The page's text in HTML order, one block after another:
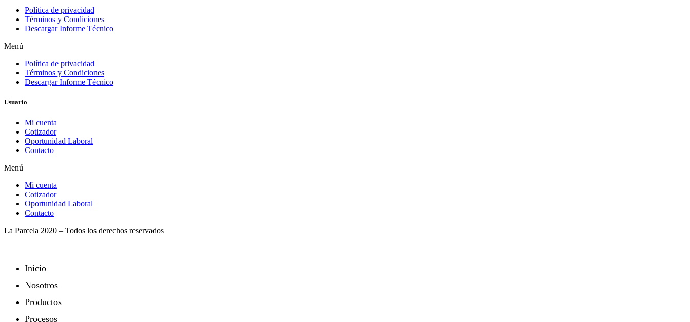
Política de privacidad
Términos y Condiciones
Descargar Informe Técnico
Menú
Política de privacidad
Términos y Condiciones
Descargar Informe Técnico
Usuario
Mi cuenta
Cotizador
Oportunidad Laboral
Contacto
Menú
Mi cuenta
Cotizador
Oportunidad Laboral
Contacto
La Parcela 2020 – Todos los derechos reservados
Inicio
Nosotros
Productos
Procesos